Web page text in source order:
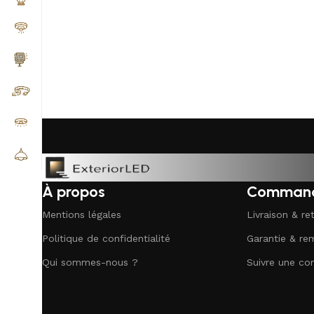
À propos
Mentions légales
Politique de confidentialité
Qui sommes-nous ?
Livraison &
Garantie &
Suivre une